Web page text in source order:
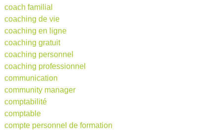
coach familial
coaching de vie
coaching en ligne
coaching gratuit
coaching personnel
coaching professionnel
communication
community manager
comptabilité
comptable
compte personnel de formation